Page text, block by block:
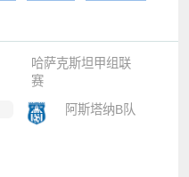
哈萨克斯坦甲组联
赛
阿斯塔纳B队